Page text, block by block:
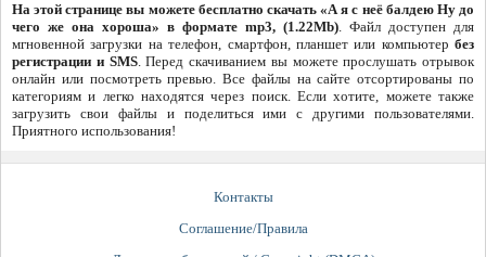
На этой странице вы можете бесплатно скачать «А я с неё балдею Ну до
чего же она хороша» в формате mp3, (1.22Mb). Файл доступен для
мгновенной загрузки на телефон, смартфон, планшет или компьютер без
регистрации и SMS. Перед скачиванием вы можете прослушать отрывок
онлайн или посмотреть превью. Все файлы на сайте отсортированы по
категориям и легко находятся через поиск. Если хотите, можете также
загрузить свои файлы и поделиться ими с другими пользователями.
Приятного использования!
Контакты
Соглашение/Правила